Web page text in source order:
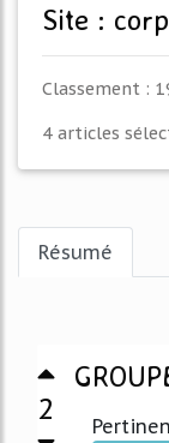
Site :
Classement :
4 articles
Résumé
2